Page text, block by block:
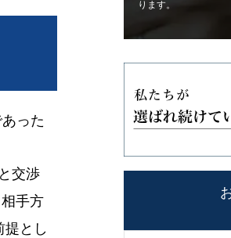
った
交渉
相手方
とし
ります。